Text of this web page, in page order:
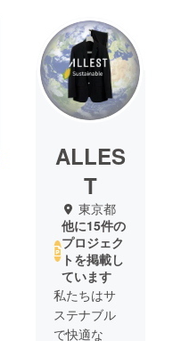
ALLES
T
東京都
他に15件の
プロジェク
トを掲載し
ています
私たちはサ
ステナブル
で快適な